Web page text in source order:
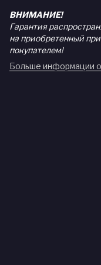
ВНИМАНИЕ!
Гарантия
на приобретенный
покупателем!
Больше информации о